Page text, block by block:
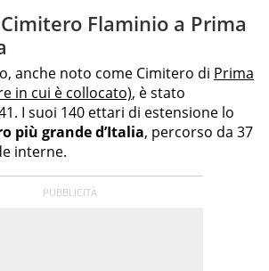
Flaminio a Prima
anche noto come Cimitero di Prima
in cui è collocato), è stato
I suoi 140 ettari di estensione lo
più grande d’Italia, percorso da 37
interne.